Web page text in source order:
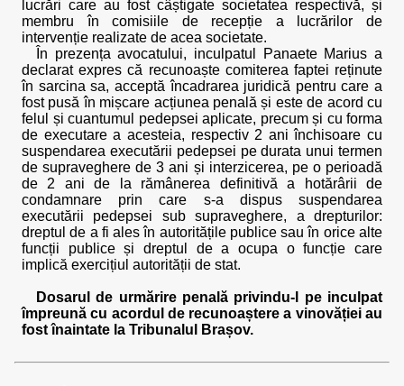
lucrări care au fost câștigate societatea respectivă, și
membru în comisiile de recepție a lucrărilor de
intervenție realizate de acea societate.
În prezența avocatului, inculpatul Panaete Marius a
declarat expres că recunoaște comiterea faptei reținute
în sarcina sa, acceptă încadrarea juridică pentru care a
fost pusă în mișcare acțiunea penală și este de acord cu
felul și cuantumul pedepsei aplicate, precum și cu forma
de executare a acesteia, respectiv 2 ani închisoare cu
suspendarea executării pedepsei pe durata unui termen
de supraveghere de 3 ani și interzicerea, pe o perioadă
de 2 ani de la rămânerea definitivă a hotărârii de
condamnare prin care s-a dispus suspendarea
executării pedepsei sub supraveghere, a drepturilor:
dreptul de a fi ales în autoritățile publice sau în orice alte
funcții publice și dreptul de a ocupa o funcție care
implică exercițiul autorității de stat.
Dosarul de urmărire penală privindu-l pe inculpat
împreună cu acordul de recunoaștere a vinovăției au
fost înaintate la Tribunalul Brașov.